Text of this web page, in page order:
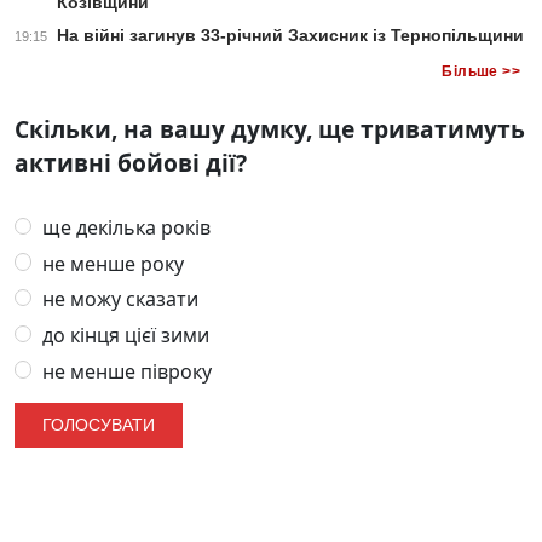
19:15 На війні загинув 33-річний Захисник із Тернопільщини
Більше >>
Скільки, на вашу думку, ще триватимуть
активні бойові дії?
ще декілька років
не менше року
не можу сказати
до кінця цієї зими
не менше півроку